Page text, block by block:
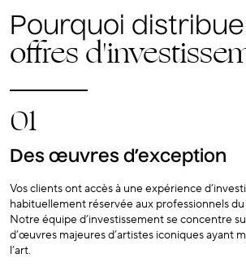
Pourquoi
offres
01
Des œuvres d’exception
Vos clients ont accès à une expérience
habituellement réservée aux professionnels du
Notre équipe d’investissement se concentre
d’œuvres majeures d’artistes iconiques ayant
l’art.